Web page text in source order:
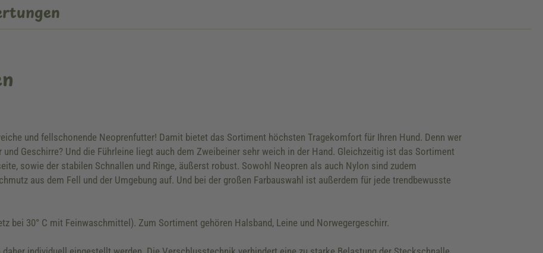
und fellschonende Neoprenfutter! Damit bietet das Sortiment höchsten Tragekomfort für Ihren Hund. Denn wer
Geschirre? Und die Führleine liegt auch dem Zweibeiner sehr weich in der Hand. Gleichzeitig ist das Sortiment
sowie der stabilen Schnallen und Ringe, äußerst robust. Sowohl Neopren als auch Nylon sind zudem
aus dem Fell und der Umgebung auf. Und bei der großen Farbauswahl ist außerdem für jede trendbewusste
bei 30° C mit Feinwaschmittel). Zum Sortiment gehören Halsband, Leine und Norwegergeschirr.